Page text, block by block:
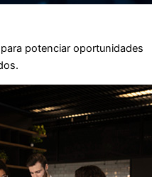
potenciar oportunidades